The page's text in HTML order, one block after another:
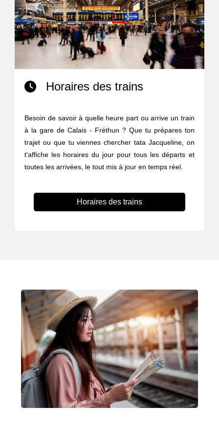
Horaires des trains
Besoin de savoir à quelle heure part ou arrive un train
à la gare de Calais - Fréthun ? Que tu prépares ton
trajet ou que tu viennes chercher tata Jacqueline, on
t'affiche les horaires du jour pour tous les départs et
toutes les arrivées, le tout mis à jour en temps réel.
Horaires des trains